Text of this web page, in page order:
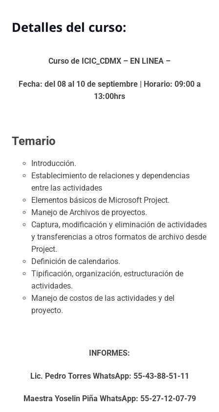
Detalles del curso:
Curso de ICIC_CDMX – EN LINEA –
Fecha: del 08 al 10 de septiembre | Horario: 09:00 a
13:00hrs
Temario
Introducción.
Establecimiento de relaciones y dependencias
entre las actividades
Elementos básicos de Microsoft Project.
Manejo de Archivos de proyectos.
Captura, modificación y eliminación de actividades
y transferencias a otros formatos de archivo desde
Project.
Definición de calendarios.
Tipificación, organización, estructuración de
actividades.
Manejo de costos de las actividades y del
proyecto.
INFORMES:
Lic. Pedro Torres WhatsApp: 55-43-88-51-11
Maestra Yoselin Piña WhatsApp: 55-27-12-07-79